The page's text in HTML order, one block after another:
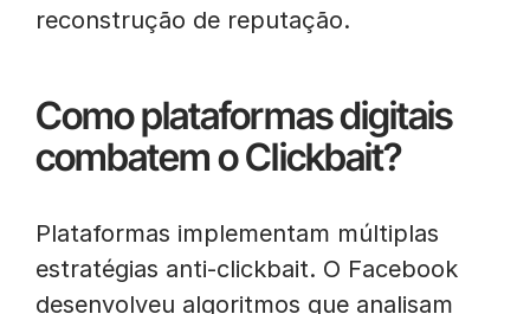
reconstrução de reputação.
Como plataformas digitais
combatem o Clickbait?
Plataformas implementam múltiplas
estratégias anti-clickbait. O Facebook
desenvolveu algoritmos que analisam